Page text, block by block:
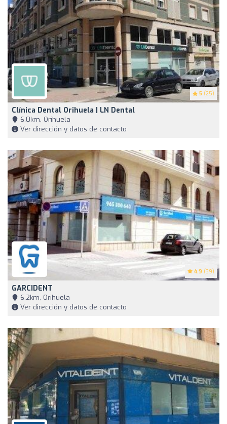
5 (25)
Clínica Dental Orihuela | LN Dental
6,0km, Orihuela
Ver dirección y datos de contacto
4.9 (39)
GARCIDENT
6,2km, Orihuela
Ver dirección y datos de contacto